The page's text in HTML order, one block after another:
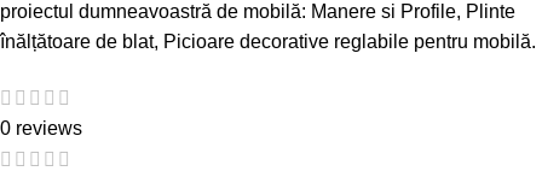
proiectul dumneavoastră de mobilă: Manere si Profile, Plinte
înălțătoare de blat, Picioare decorative reglabile pentru mobilă.
0 reviews